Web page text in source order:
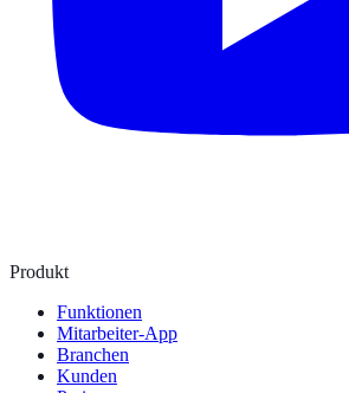
Produkt
Funktionen
Mitarbeiter-App
Branchen
Kunden